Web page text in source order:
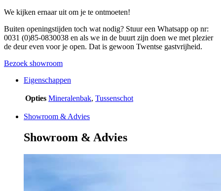
We kijken ernaar uit om je te ontmoeten!
Buiten openingstijden toch wat nodig? Stuur een Whatsapp op nr:
0031 (0)85-0830038 en als we in de buurt zijn doen we met plezier
de deur even voor je open. Dat is gewoon Twentse gastvrijheid.
Bezoek showroom
Eigenschappen
Opties Mineralenbak, Tussenschot
Showroom & Advies
Showroom & Advies